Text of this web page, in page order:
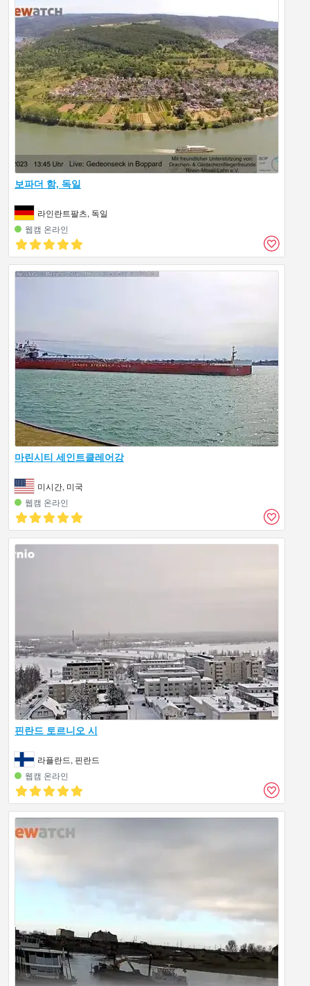
보파더 함, 독일
라인란트팔츠, 독일
웹캠 온라인
마린시티 세인트클레어강
미시간, 미국
웹캠 온라인
핀란드 토르니오 시
라플란드, 핀란드
웹캠 온라인